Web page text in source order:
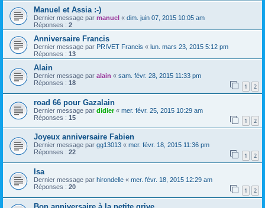
Manuel et Assia :-)
Dernier message par manuel « dim. juin 07, 2015 10:05 am
Réponses : 2
Anniversaire Francis
Dernier message par PRIVET Francis « lun. mars 23, 2015 5:12 pm
Réponses : 13
Alain
Dernier message par alain « sam. févr. 28, 2015 11:33 pm
Réponses : 18 1 2
road 66 pour Gazalain
Dernier message par didier« mer. févr. 25, 2015 10:29 am
Réponses : 15 1 2
Joyeux anniversaire Fabien
Dernier message par gg13013 « mer. févr. 18, 2015 11:36 pm
Réponses : 22 1 2
Isa
Dernier message par hirondelle « mer. févr. 18, 2015 12:29 am
Réponses : 20 1 2